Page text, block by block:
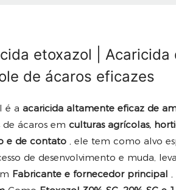
etoxazol |
de ácaros eficazes
é a acaricida altamente eficaz de
de ácaros em culturas agrícolas,
e de contato
, ele tem como alvo
de desenvolvimento e muda,
Fabricante e fornecedor principal